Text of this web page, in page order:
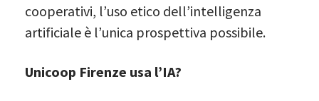
cooperativi, l’uso etico dell’intelligenza
artificiale è l’unica prospettiva possibile.
Unicoop Firenze usa l’IA?